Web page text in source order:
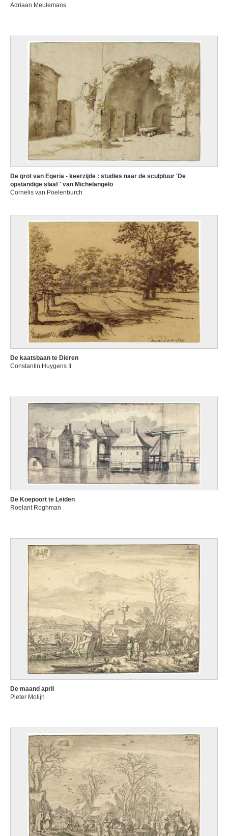
Adriaan Meulemans
De grot van Egeria - keerzijde : studies naar de sculptuur 'De
opstandige slaaf ' van Michelangelo
Cornelis van Poelenburch
De kaatsbaan te Dieren
Constantin Huygens II
De Koepoort te Leiden
Roelant Roghman
De maand april
Pieter Molijn